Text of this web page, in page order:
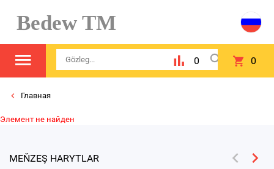
Bedew TM
0 0
Главная
Элемент не найден
MEŇZEŞ HARYTLAR